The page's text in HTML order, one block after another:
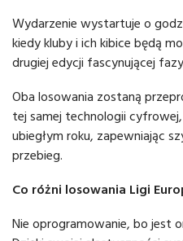
Wydarzenie wystartuje o
kiedy kluby i ich kibice będą
drugiej edycji fascynującej
Oba losowania zostaną
tej samej technologii
ubiegłym roku, zapewniając
przebieg.
Co różni losowania Ligi
Nie oprogramowanie, bo jest